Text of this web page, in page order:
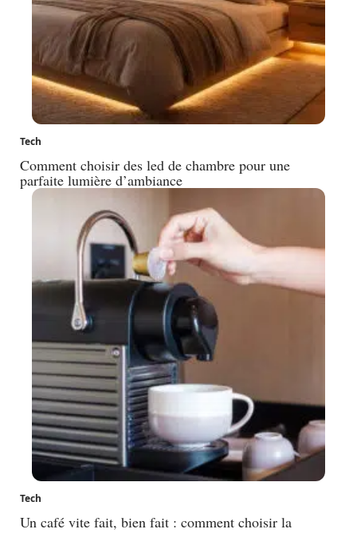
Tech
Comment choisir des led de chambre pour une
parfaite lumière d’ambiance
Tech
Un café vite fait, bien fait : comment choisir la